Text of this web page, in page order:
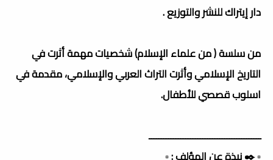
دار إيتراك للنشر والتوزيع .
من سلسة ( من علماء الإسلام) شخصيات مهمة أثرت في
التاريخ الإسلامي وأثرت التراث العربي والإسلامي، مقدمة في
اسلوب قصصي للأطفال.
ــــــــــــــــــــــــــــــــــــــــــــــ